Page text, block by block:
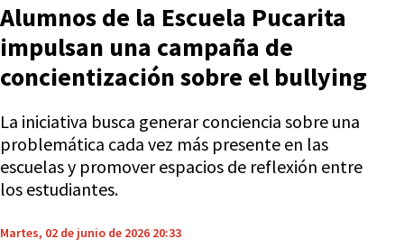
Alumnos de la Escuela Pucarita
impulsan una campaña de
concientización sobre el bullying
La iniciativa busca generar conciencia sobre una
problemática cada vez más presente en las
escuelas y promover espacios de reflexión entre
los estudiantes.
Martes, 02 de junio de 2026 20:33